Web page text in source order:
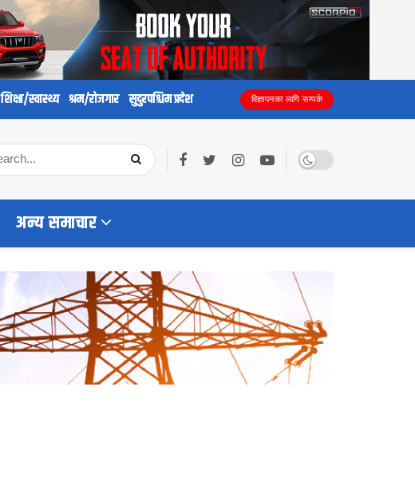
शिक्षा/स्वास्थ्य श्रम/रोजगार सुदुरपश्चिम प्रदेश विज्ञापनका लागि सम्पर्क
अन्य समाचार